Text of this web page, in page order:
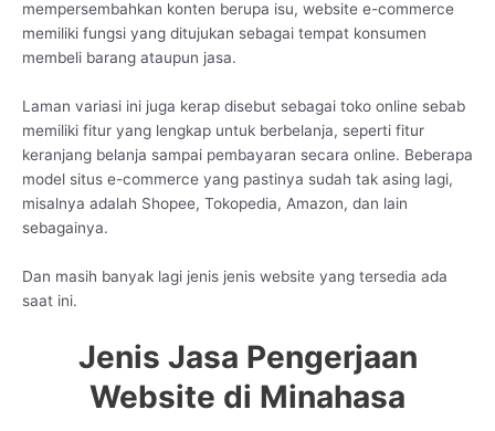
mempersembahkan konten berupa isu, website e-commerce
memiliki fungsi yang ditujukan sebagai tempat konsumen
membeli barang ataupun jasa.
Laman variasi ini juga kerap disebut sebagai toko online sebab
memiliki fitur yang lengkap untuk berbelanja, seperti fitur
keranjang belanja sampai pembayaran secara online. Beberapa
model situs e-commerce yang pastinya sudah tak asing lagi,
misalnya adalah Shopee, Tokopedia, Amazon, dan lain
sebagainya.
Dan masih banyak lagi jenis jenis website yang tersedia ada
saat ini.
Jenis Jasa Pengerjaan
Website di Minahasa